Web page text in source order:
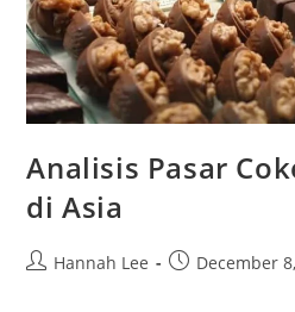
Analisis Pasar
di Asia
PostHannah Lee
PostDecember